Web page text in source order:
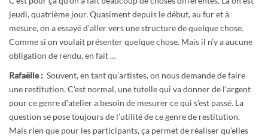
jeudi, quatrième jour. Quasiment depuis le début, au fur et à
mesure, on a essayé d’aller vers une structure de quelque chose.
Comme si on voulait présenter quelque chose. Mais il n’y a aucune
obligation de rendu, en fait …
Rafaëlle : Souvent, en tant qu’artistes, on nous demande de faire
une restitution. C’est normal, une tutelle qui va donner de l’argent
pour ce genre d’atelier a besoin de mesurer ce qui s’est passé. La
question se pose toujours de l’utilité de ce genre de restitution.
Mais rien que pour les participants, ça permet de réaliser qu’elles